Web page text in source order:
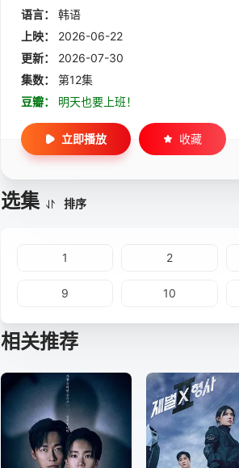
语言：
韩语
上映：
2026-06-22
更新：
2026-07-30
集数：
第12集
豆瓣：
明天也要上班！
立即播放 收藏
选集 排序
1 2
9 10
相关推荐